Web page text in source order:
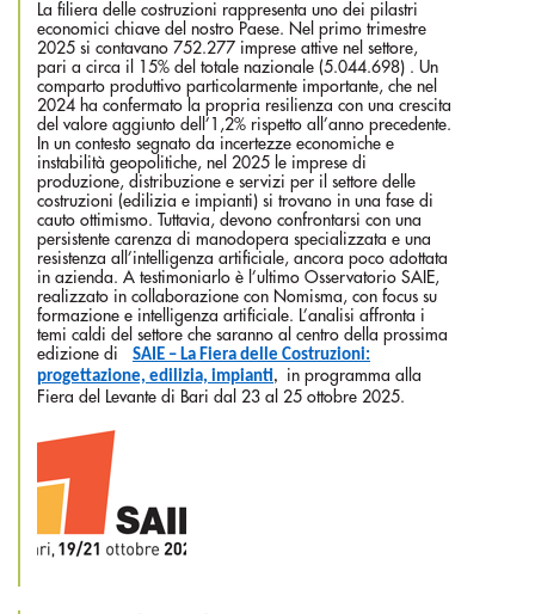
La filiera delle costruzioni rappresenta uno dei pilastri
economici chiave del nostro Paese. Nel primo trimestre
2025 si contavano 752.277 imprese attive nel settore,
pari a circa il 15% del totale nazionale (5.044.698) . Un
comparto produttivo particolarmente importante, che nel
2024 ha confermato la propria resilienza con una crescita
del valore aggiunto dell’1,2% rispetto all’anno precedente.
In un contesto segnato da incertezze economiche e
instabilità geopolitiche, nel 2025 le imprese di
produzione, distribuzione e servizi per il settore delle
costruzioni (edilizia e impianti) si trovano in una fase di
cauto ottimismo. Tuttavia, devono confrontarsi con una
persistente carenza di manodopera specializzata e una
resistenza all’intelligenza artificiale, ancora poco adottata
in azienda. A testimoniarlo è l’ultimo Osservatorio SAIE,
realizzato in collaborazione con Nomisma, con focus su
formazione e intelligenza artificiale. L’analisi affronta i
temi caldi del settore che saranno al centro della prossima
edizione di SAIE – La Fiera delle Costruzioni:
progettazione, edilizia, impianti,
in programma alla
Fiera del Levante di Bari dal 23 al 25 ottobre 2025.